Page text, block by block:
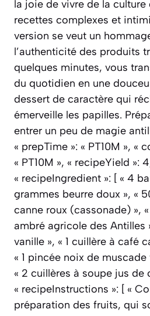
la joie de vivre de la culture
recettes complexes et
version se veut un
l’authenticité des produits
quelques minutes, vous
du quotidien en une
dessert de caractère qui
émerveille les papilles.
entrer un peu de magie
« prepTime »: « PT10M », «
« PT10M », « recipeYield »:
« recipeIngredient »: [ « 4
grammes beurre doux », «
canne roux (cassonade) »,
ambré agricole des Antilles
vanille », « 1 cuillère à café
« 1 pincée noix de
« 2 cuillères à soupe jus de
« recipeInstructions »: [ «
préparation des fruits, qui